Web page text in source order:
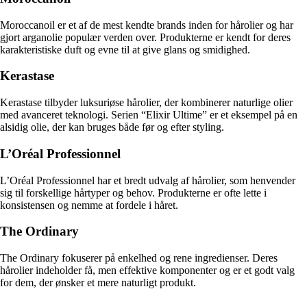
Moroccanoil er et af de mest kendte brands inden for hårolier og har
gjort arganolie populær verden over. Produkterne er kendt for deres
karakteristiske duft og evne til at give glans og smidighed.
Kerastase
Kerastase tilbyder luksuriøse hårolier, der kombinerer naturlige olier
med avanceret teknologi. Serien “Elixir Ultime” er et eksempel på en
alsidig olie, der kan bruges både før og efter styling.
L’Oréal Professionnel
L’Oréal Professionnel har et bredt udvalg af hårolier, som henvender
sig til forskellige hårtyper og behov. Produkterne er ofte lette i
konsistensen og nemme at fordele i håret.
The Ordinary
The Ordinary fokuserer på enkelhed og rene ingredienser. Deres
hårolier indeholder få, men effektive komponenter og er et godt valg
for dem, der ønsker et mere naturligt produkt.